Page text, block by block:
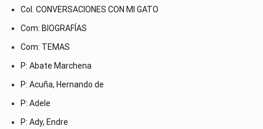
Col. CONVERSACIONES CON MI GATO
Com: BIOGRAFÍAS
Com: TEMAS
P: Abate Marchena
P: Acuña, Hernando de
P: Adele
P: Ady, Endre